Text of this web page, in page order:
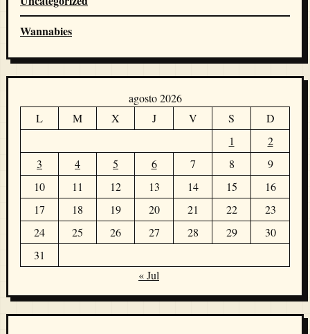
Wannabies
agosto 2026
L
M X J V S
D
1
2
3
4 5 6 7 8
9
10
11 12 13 14 15
16
17
18 19 20 21 22
23
24
25 26 27 28 29
30
31
« Jul